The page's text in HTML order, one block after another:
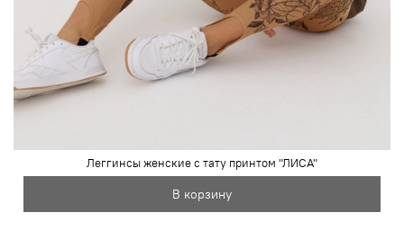
Леггинсы женские с тату принтом "ЛИСА"
В корзину